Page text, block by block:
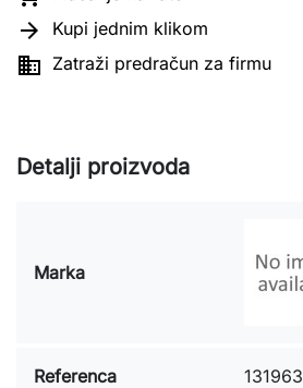
 Kupi jednim klikom
 Zatraži predračun za firmu
Detalji proizvoda
Marka
Referenca 131963